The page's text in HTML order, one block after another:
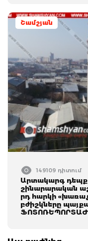
Շամշյան
149109 դիտում
Արտակարգ դեպք
շինարարական
րդ հարկի
բժիշկները